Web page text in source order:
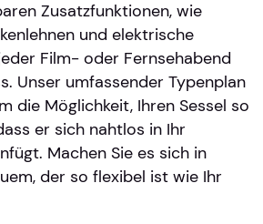
Zusatzfunktionen, wie
und elektrische
Film- oder Fernsehabend
Unser umfassender Typenplan
die Möglichkeit, Ihren Sessel so
er sich nahtlos in Ihr
Machen Sie es sich in
der so flexibel ist wie Ihr